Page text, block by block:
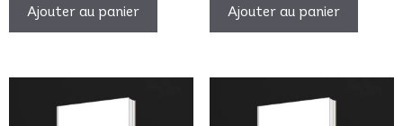
Ajouter au panier Ajouter au panier